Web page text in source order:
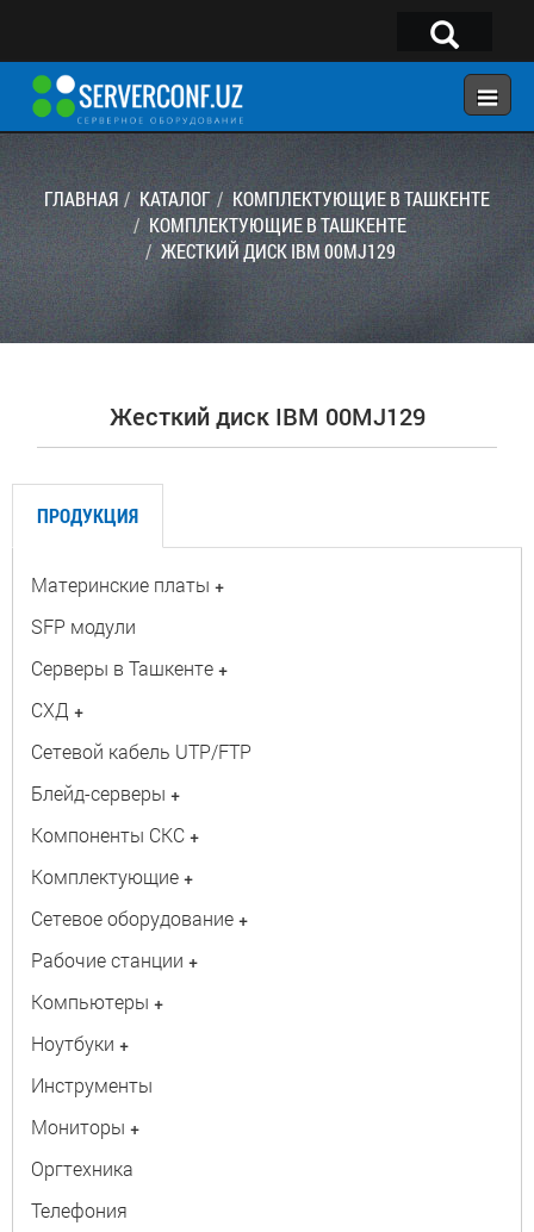
×
ГЛАВНАЯ
КОНФИГУРАТОР
КАТАЛОГ
УСЛУГИ
Telegram:@serverconf_uz
Тел: (90) 932-18-00
ГЛАВНАЯ КАТАЛОГ
КОМПЛЕКТУЮЩИЕ В ТАШКЕНТЕ
КОМПЛЕКТУЮЩИЕ В ТАШКЕНТЕ
ЖЕСТКИЙ ДИСК IBM 00MJ129
Жесткий диск IBM 00MJ129
ПРОДУКЦИЯ
Материнские платы +
SFP модули
Серверы в Ташкенте +
СХД +
Сетевой кабель UTP/FTP
Блейд-серверы +
Компоненты СКС +
Комплектующие +
Сетевое оборудование +
Рабочие станции +
Компьютеры +
Ноутбуки +
Инструменты
Мониторы +
Оргтехника
Телефония